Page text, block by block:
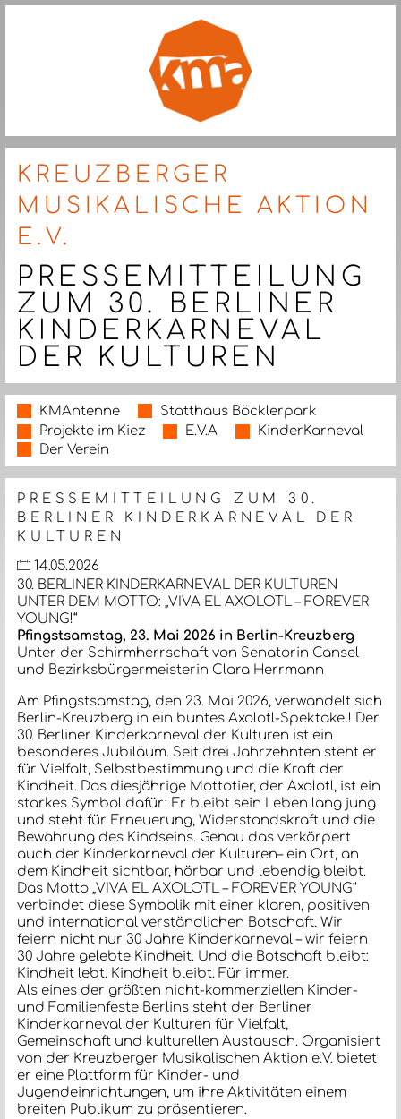
KREUZBERGER
MUSIKALISCHE AKTION
E.V.
PRESSEMITTEILUNG
ZUM 30. BERLINER
KINDERKARNEVAL
DER KULTUREN
KMAntenne
Statthaus Böcklerpark
Projekte im Kiez
E.V.A
KinderKarneval
Der Verein
PRESSEMITTEILUNG ZUM 30.
BERLINER KINDERKARNEVAL DER
KULTUREN
14.05.2026
30. BERLINER KINDERKARNEVAL DER KULTUREN
UNTER DEM MOTTO: „VIVA EL AXOLOTL – FOREVER
YOUNG!“
Pfingstsamstag, 23. Mai 2026 in Berlin-Kreuzberg
Unter der Schirmherrschaft von Senatorin Cansel
und Bezirksbürgermeisterin Clara Herrmann
Am Pfingstsamstag, den 23. Mai 2026, verwandelt sich
Berlin-Kreuzberg in ein buntes Axolotl-Spektakel! Der
30. Berliner Kinderkarneval der Kulturen ist ein
besonderes Jubiläum. Seit drei Jahrzehnten steht er
für Vielfalt, Selbstbestimmung und die Kraft der
Kindheit. Das diesjährige Mottotier, der Axolotl, ist ein
starkes Symbol dafür: Er bleibt sein Leben lang jung
und steht für Erneuerung, Widerstandskraft und die
Bewahrung des Kindseins. Genau das verkörpert
auch der Kinderkarneval der Kulturen– ein Ort, an
dem Kindheit sichtbar, hörbar und lebendig bleibt.
Das Motto „VIVA EL AXOLOTL – FOREVER YOUNG“
verbindet diese Symbolik mit einer klaren, positiven
und international verständlichen Botschaft. Wir
feiern nicht nur 30 Jahre Kinderkarneval – wir feiern
30 Jahre gelebte Kindheit. Und die Botschaft bleibt:
Kindheit lebt. Kindheit bleibt. Für immer.
Als eines der größten nicht-kommerziellen Kinder-
und Familienfeste Berlins steht der Berliner
Kinderkarneval der Kulturen für Vielfalt,
Gemeinschaft und kulturellen Austausch. Organisiert
von der Kreuzberger Musikalischen Aktion e.V. bietet
er eine Plattform für Kinder- und
Jugendeinrichtungen, um ihre Aktivitäten einem
breiten Publikum zu präsentieren.